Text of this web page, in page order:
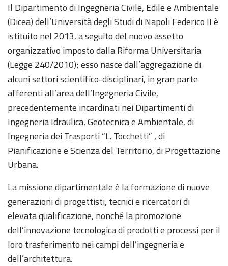
Il Dipartimento di Ingegneria Civile, Edile e Ambientale
(Dicea) dell’Università degli Studi di Napoli Federico II è
istituito nel 2013, a seguito del nuovo assetto
organizzativo imposto dalla Riforma Universitaria
(Legge 240/2010); esso nasce dall’aggregazione di
alcuni settori scientifico-disciplinari, in gran parte
afferenti all’area dell’Ingegneria Civile,
precedentemente incardinati nei Dipartimenti di
Ingegneria Idraulica, Geotecnica e Ambientale, di
Ingegneria dei Trasporti “L. Tocchetti” , di
Pianificazione e Scienza del Territorio, di Progettazione
Urbana.
La missione dipartimentale è la formazione di nuove
generazioni di progettisti, tecnici e ricercatori di
elevata qualificazione, nonché la promozione
dell’innovazione tecnologica di prodotti e processi per il
loro trasferimento nei campi dell’ingegneria e
dell’architettura.